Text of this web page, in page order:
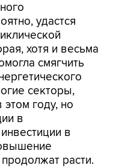
удастся
хотя и весьма
смягчить
секторы,
году, но
в
в
расти.